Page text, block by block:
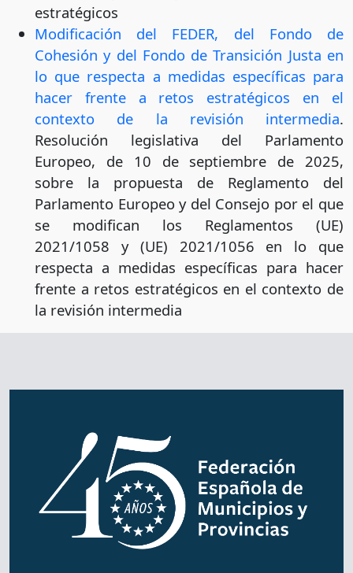
estratégicos
Modificación del FEDER, del Fondo de
Cohesión y del Fondo de Transición Justa en
lo que respecta a medidas específicas para
hacer frente a retos estratégicos en el
contexto de la revisión intermedia.
Resolución legislativa del Parlamento
Europeo, de 10 de septiembre de 2025,
sobre la propuesta de Reglamento del
Parlamento Europeo y del Consejo por el que
se modifican los Reglamentos (UE)
2021/1058 y (UE) 2021/1056 en lo que
respecta a medidas específicas para hacer
frente a retos estratégicos en el contexto de
la revisión intermedia